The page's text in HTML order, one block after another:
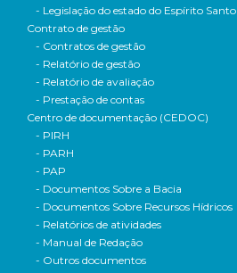
- Legislação do estado do Espírito Santo
Contrato de gestão
- Contratos de gestão
- Relatório de gestão
- Relatório de avaliação
- Prestação de contas
Centro de documentação (CEDOC)
- PIRH
- PARH
- PAP
- Documentos Sobre a Bacia
- Documentos Sobre Recursos Hídricos
- Relatórios de atividades
- Manual de Redação
- Outros documentos